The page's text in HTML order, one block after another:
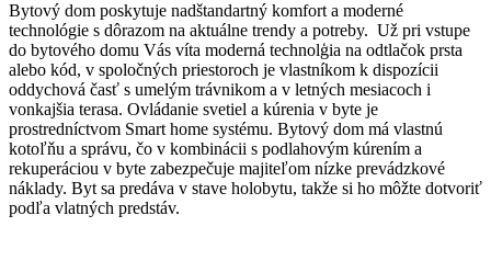
Bytový dom poskytuje nadštandartný komfort a moderné
technológie s dôrazom na aktuálne trendy a potreby. Už pri vstupe
do bytového domu Vás víta moderná technolģia na odtlačok prsta
alebo kód, v spoločných priestoroch je vlastníkom k dispozícii
oddychová časť s umelým trávnikom a v letných mesiacoch i
vonkajšia terasa. Ovládanie svetiel a kúrenia v byte je
prostredníctvom Smart home systému. Bytový dom má vlastnú
kotoľňu a správu, čo v kombinácii s podlahovým kúrením a
rekuperáciou v byte zabezpečuje majiteľom nízke prevádzkové
náklady. Byt sa predáva v stave holobytu, takže si ho môžte dotvoriť
podľa vlatných predstáv.